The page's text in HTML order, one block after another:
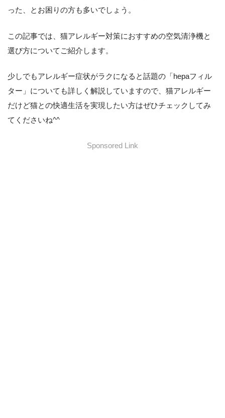
った、とお困りの方も多いでしょう。
この記事では、猫アレルギー対策におすすめの空気清浄機と
選び方についてご紹介します。
少しでもアレルギー症状がラクになると話題の「hepaフィル
ター」についても詳しく解説していますので、猫アレルギー
だけど猫との快適生活を実現したい方はぜひチェックしてみ
てくださいね^^
Sponsored Link